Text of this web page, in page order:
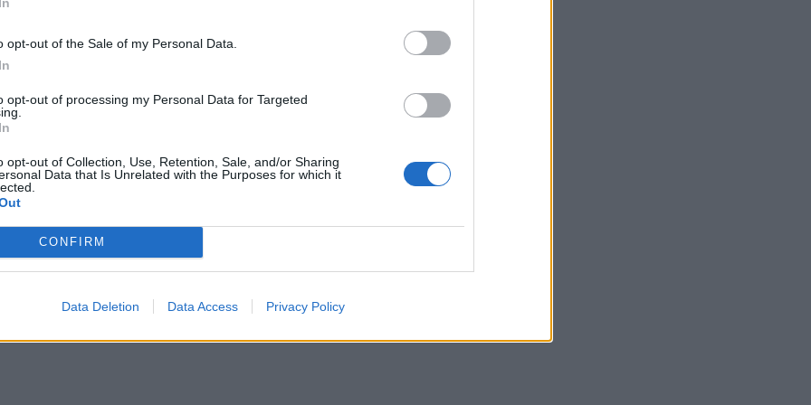
opt-out of the Sale of my Personal Data.
opt-out of processing my Personal Data for Targeted
opt-out of Collection, Use, Retention, Sale, and/or Sharing
Data that Is Unrelated with the Purposes for which it
CONFIRM
Data Deletion Data Access Privacy Policy
εντυπωσιακή εμπειρία τεχνολογίας και θεάματος με επίκεντρο την ενέργεια
από τις 10:00.
με την Τζοβάννα Μιχαλιάδη Σάρτι στο Θέατρο
Τζοβάνα Μιχαλιάδη Σάρτι παρουσιάζει την πολυμεσική θεατρική